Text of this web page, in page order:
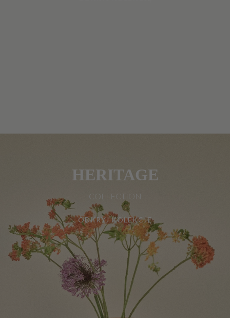
HERITAGE
COLLECTION
ODKRYJ KOLEKCJĘ